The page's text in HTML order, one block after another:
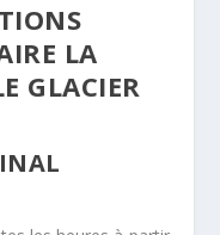
LA
GLACIER